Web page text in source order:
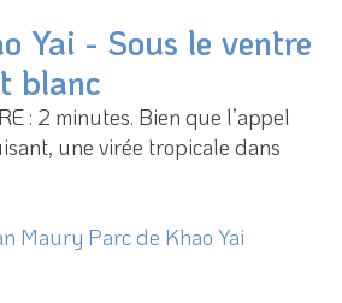
Yai - Sous le ventre
blanc
: 2 minutes. Bien que l’appel
une virée tropicale dans
Maury Parc de Khao Yai